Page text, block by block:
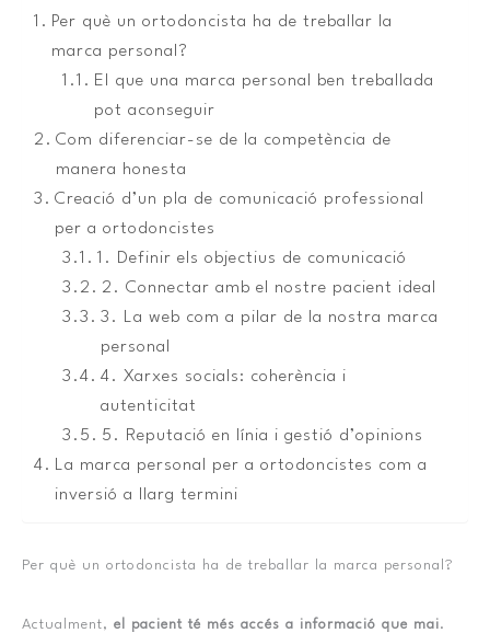
Per què un ortodoncista ha de treballar la
marca personal?
El que una marca personal ben treballada
pot aconseguir
Com diferenciar-se de la competència de
manera honesta
Creació d’un pla de comunicació professional
per a ortodoncistes
1. Definir els objectius de comunicació
2. Connectar amb el nostre pacient ideal
3. La web com a pilar de la nostra marca
personal
4. Xarxes socials: coherència i
autenticitat
5. Reputació en línia i gestió d’opinions
La marca personal per a ortodoncistes com a
inversió a llarg termini
Per què un ortodoncista ha de treballar la marca personal?
Actualment, el pacient té més accés a informació que mai.